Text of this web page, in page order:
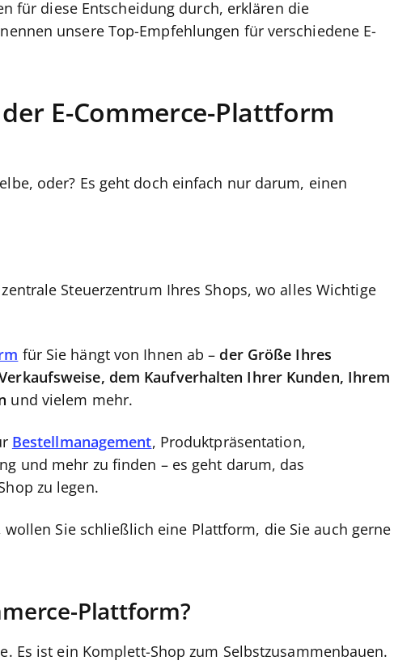
für diese Entscheidung durch, erklären die
unsere Top-Empfehlungen für verschiedene E-
E-Commerce-Plattform
oder? Es geht doch einfach nur darum, einen
Steuerzentrum Ihres Shops, wo alles Wichtige
für Sie hängt von Ihnen ab – der Größe Ihres
dem Kaufverhalten Ihrer Kunden, Ihrem
und vielem mehr.
Bestellmanagement, Produktpräsentation,
und mehr zu finden – es geht darum, das
zu legen.
Sie schließlich eine Plattform, die Sie auch gerne
Plattform?
Es ist ein Komplett-Shop zum Selbstzusammenbauen.